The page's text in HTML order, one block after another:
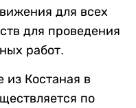
для всех
для проведения
работ.
из Костаная в
по